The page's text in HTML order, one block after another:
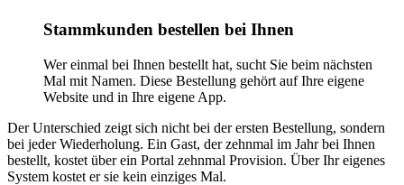
Stammkunden bestellen bei Ihnen
Wer einmal bei Ihnen bestellt hat, sucht Sie beim nächsten
Mal mit Namen. Diese Bestellung gehört auf Ihre eigene
Website und in Ihre eigene App.
Der Unterschied zeigt sich nicht bei der ersten Bestellung, sondern
bei jeder Wiederholung. Ein Gast, der zehnmal im Jahr bei Ihnen
bestellt, kostet über ein Portal zehnmal Provision. Über Ihr eigenes
System kostet er sie kein einziges Mal.